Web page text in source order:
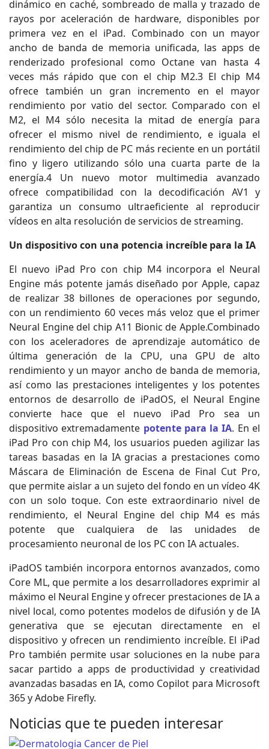
dinámico en caché, sombreado de malla y trazado de
rayos por aceleración de hardware, disponibles por
primera vez en el iPad. Combinado con un mayor
ancho de banda de memoria unificada, las apps de
renderizado profesional como Octane van hasta 4
veces más rápido que con el chip M2.3 El chip M4
ofrece también un gran incremento en el mayor
rendimiento por vatio del sector. Comparado con el
M2, el M4 sólo necesita la mitad de energía para
ofrecer el mismo nivel de rendimiento, e iguala el
rendimiento del chip de PC más reciente en un portátil
fino y ligero utilizando sólo una cuarta parte de la
energía.4 Un nuevo motor multimedia avanzado
ofrece compatibilidad con la decodificación AV1 y
garantiza un consumo ultraeficiente al reproducir
vídeos en alta resolución de servicios de streaming.
Un dispositivo con una potencia increíble para la IA
El nuevo iPad Pro con chip M4 incorpora el Neural
Engine más potente jamás diseñado por Apple, capaz
de realizar 38 billones de operaciones por segundo,
con un rendimiento 60 veces más veloz que el primer
Neural Engine del chip A11 Bionic de Apple.Combinado
con los aceleradores de aprendizaje automático de
última generación de la CPU, una GPU de alto
rendimiento y un mayor ancho de banda de memoria,
así como las prestaciones inteligentes y los potentes
entornos de desarrollo de iPadOS, el Neural Engine
convierte hace que el nuevo iPad Pro sea un
dispositivo extremadamente potente para la IA. En el
iPad Pro con chip M4, los usuarios pueden agilizar las
tareas basadas en la IA gracias a prestaciones como
Máscara de Eliminación de Escena de Final Cut Pro,
que permite aislar a un sujeto del fondo en un vídeo 4K
con un solo toque. Con este extraordinario nivel de
rendimiento, el Neural Engine del chip M4 es más
potente que cualquiera de las unidades de
procesamiento neuronal de los PC con IA actuales.
iPadOS también incorpora entornos avanzados, como
Core ML, que permite a los desarrolladores exprimir al
máximo el Neural Engine y ofrecer prestaciones de IA a
nivel local, como potentes modelos de difusión y de IA
generativa que se ejecutan directamente en el
dispositivo y ofrecen un rendimiento increíble. El iPad
Pro también permite usar soluciones en la nube para
sacar partido a apps de productividad y creatividad
avanzadas basadas en IA, como Copilot para Microsoft
365 y Adobe Firefly.
Noticias que te pueden interesar